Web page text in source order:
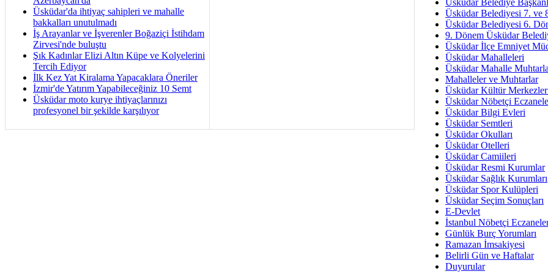
Üsküdar'da ihtiyaç sahipleri ve mahalle
bakkalları unutulmadı
İş Arayanlar ve İşverenler Boğaziçi İstihdam
Zirvesi'nde buluştu
Şık Kadınlar Elizi Altın Küpe ve Kolyelerini
Tercih Ediyor
İlk Kez Yat Kiralama Yapacaklara Öneriler
İzmir'de Yatırım Yapabileceğiniz 10 Semt
Üsküdar moto kurye ihtiyaçlarınızı
profesyonel bir şekilde karşılıyor
İmar Sorunlarının Genel
Arakan
Bayramın
Ruhsal
Üsküdar
Üsküdar Belediye
Üsküdar Belediyesi 7. ve
Üsküdar Belediyesi 6.
9. Dönem Üsküdar
Üsküdar İlçe Emniyet
Üsküdar Mahalleleri
Üsküdar Mahalle
Mahalleler ve Muhtarlar
Üsküdar Kültür
Üsküdar Nöbetçi
Üsküdar Bilgi Evleri
Üsküdar Semtleri
Üsküdar Okulları
Üsküdar Otelleri
Üsküdar Camiileri
Üsküdar Resmi Kurumlar
Üsküdar Sağlık Kurumları
Üsküdar Spor Kulüpleri
Üsküdar Seçim Sonuçları
E-Devlet
İstanbul Nöbetçi
Günlük Burç Yorumları
Ramazan İmsakiyesi
Belirli Gün ve Haftalar
Duyurular